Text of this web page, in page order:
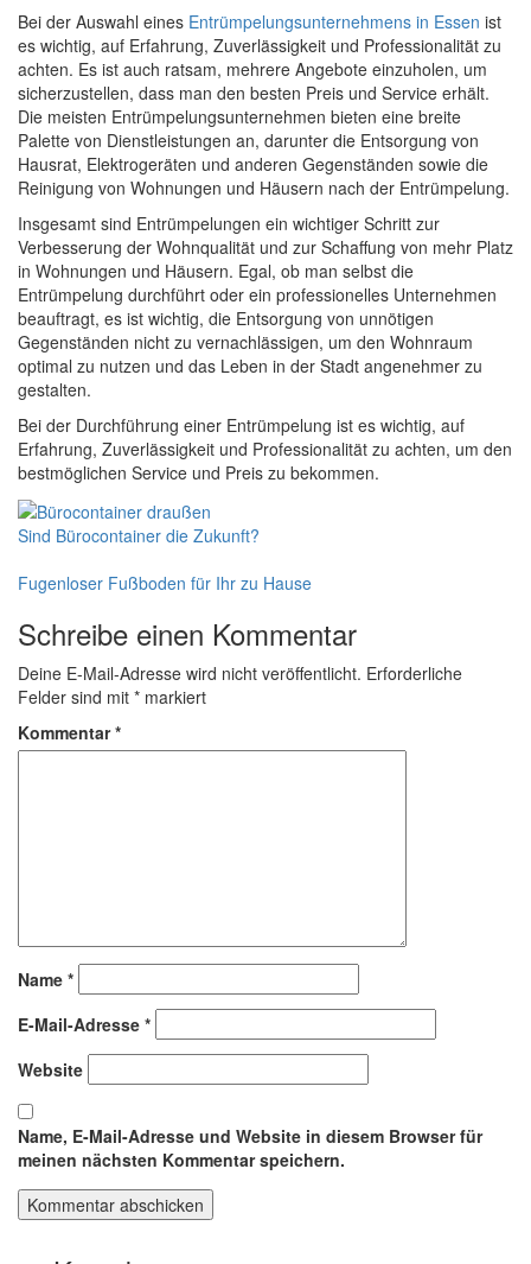
Bei der Auswahl eines Entrümpelungsunternehmens in Essen ist
es wichtig, auf Erfahrung, Zuverlässigkeit und Professionalität zu
achten. Es ist auch ratsam, mehrere Angebote einzuholen, um
sicherzustellen, dass man den besten Preis und Service erhält.
Die meisten Entrümpelungsunternehmen bieten eine breite
Palette von Dienstleistungen an, darunter die Entsorgung von
Hausrat, Elektrogeräten und anderen Gegenständen sowie die
Reinigung von Wohnungen und Häusern nach der Entrümpelung.
Insgesamt sind Entrümpelungen ein wichtiger Schritt zur
Verbesserung der Wohnqualität und zur Schaffung von mehr Platz
in Wohnungen und Häusern. Egal, ob man selbst die
Entrümpelung durchführt oder ein professionelles Unternehmen
beauftragt, es ist wichtig, die Entsorgung von unnötigen
Gegenständen nicht zu vernachlässigen, um den Wohnraum
optimal zu nutzen und das Leben in der Stadt angenehmer zu
gestalten.
Bei der Durchführung einer Entrümpelung ist es wichtig, auf
Erfahrung, Zuverlässigkeit und Professionalität zu achten, um den
bestmöglichen Service und Preis zu bekommen.
Sind Bürocontainer die Zukunft?
Fugenloser Fußboden für Ihr zu Hause
Schreibe einen Kommentar
Deine E-Mail-Adresse wird nicht veröffentlicht. Erforderliche
Felder sind mit * markiert
Kommentar*
Name *
E-Mail-Adresse *
Website
Name, E-Mail-Adresse und Website in diesem Browser für
meinen nächsten Kommentar speichern.